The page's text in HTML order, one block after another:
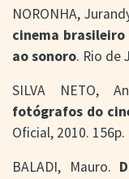
NORONHA,
cinema brasileiro
ao sonoro. Rio de
SILVA NETO,
fotógrafos do
Oficial, 2010.
BALADI, Mauro.